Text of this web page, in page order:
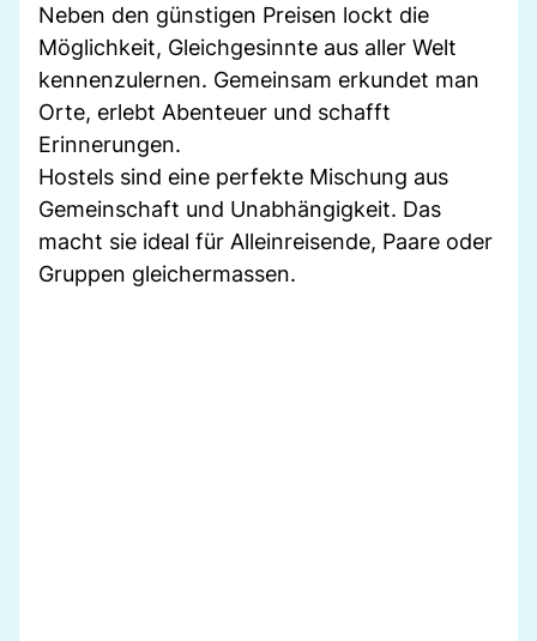
Neben den günstigen Preisen lockt die
Möglichkeit, Gleichgesinnte aus aller Welt
kennenzulernen. Gemeinsam erkundet man
Orte, erlebt Abenteuer und schafft
Erinnerungen.
Hostels sind eine perfekte Mischung aus
Gemeinschaft und Unabhängigkeit. Das
macht sie ideal für Alleinreisende, Paare oder
Gruppen gleichermassen.